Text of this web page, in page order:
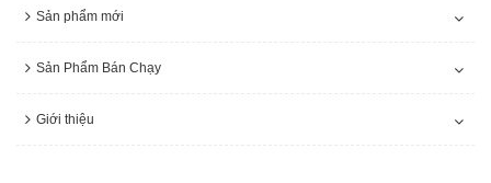
Sản phẩm mới
Sản Phẩm Bán Chạy
Giới thiệu